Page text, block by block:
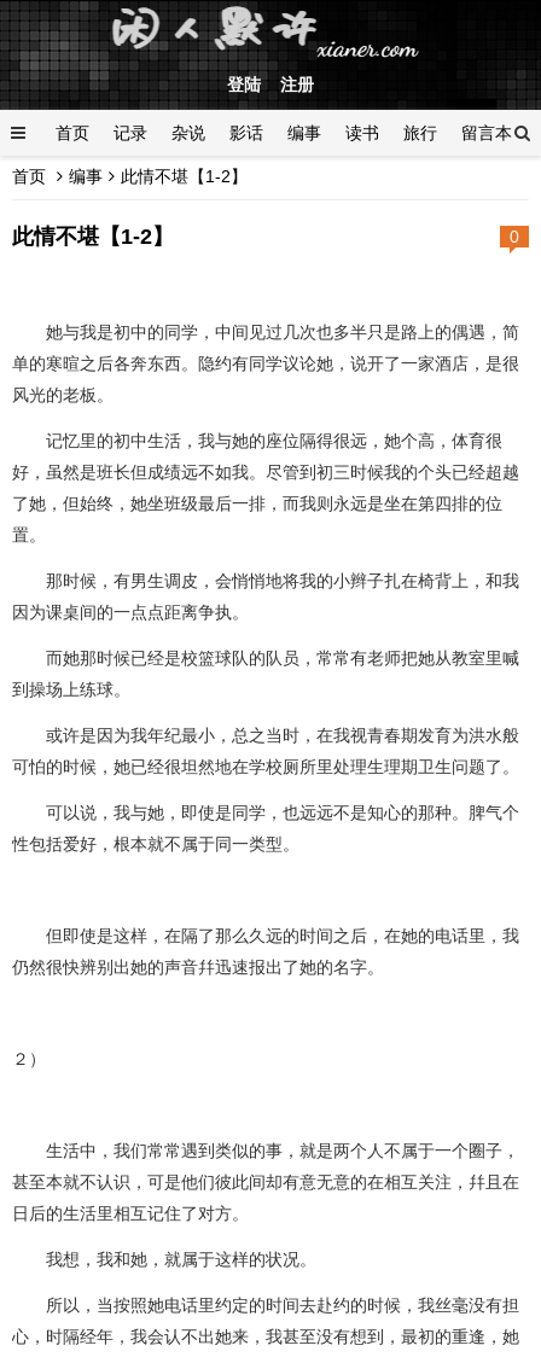
登陆 注册
首页 记录 杂说 影话 编事 读书 旅行 留言本
登陆
首页 编事 此情不堪【1-2】
0
此情不堪【1-2】
她与我是初中的同学，中间见过几次也多半只是路上的偶遇，简
单的寒暄之后各奔东西。隐约有同学议论她，说开了一家酒店，是很
风光的老板。
记忆里的初中生活，我与她的座位隔得很远，她个高，体育很
好，虽然是班长但成绩远不如我。尽管到初三时候我的个头已经超越
了她，但始终，她坐班级最后一排，而我则永远是坐在第四排的位
置。
那时候，有男生调皮，会悄悄地将我的小辫子扎在椅背上，和我
因为课桌间的一点点距离争执。
而她那时候已经是校篮球队的队员，常常有老师把她从教室里喊
到操场上练球。
或许是因为我年纪最小，总之当时，在我视青春期发育为洪水般
可怕的时候，她已经很坦然地在学校厕所里处理生理期卫生问题了。
可以说，我与她，即使是同学，也远远不是知心的那种。脾气个
性包括爱好，根本就不属于同一类型。
但即使是这样，在隔了那么久远的时间之后，在她的电话里，我
仍然很快辨别出她的声音幷迅速报出了她的名字。
２）
生活中，我们常常遇到类似的事，就是两个人不属于一个圈子，
甚至本就不认识，可是他们彼此间却有意无意的在相互关注，幷且在
日后的生活里相互记住了对方。
我想，我和她，就属于这样的状况。
所以，当按照她电话里约定的时间去赴约的时候，我丝毫没有担
心，时隔经年，我会认不出她来，我甚至没有想到，最初的重逢，她